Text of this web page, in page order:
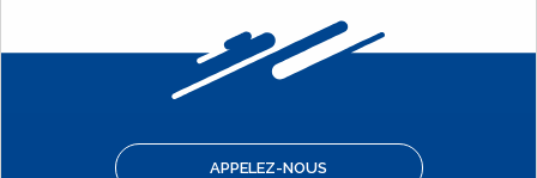
APPELEZ-NOUS